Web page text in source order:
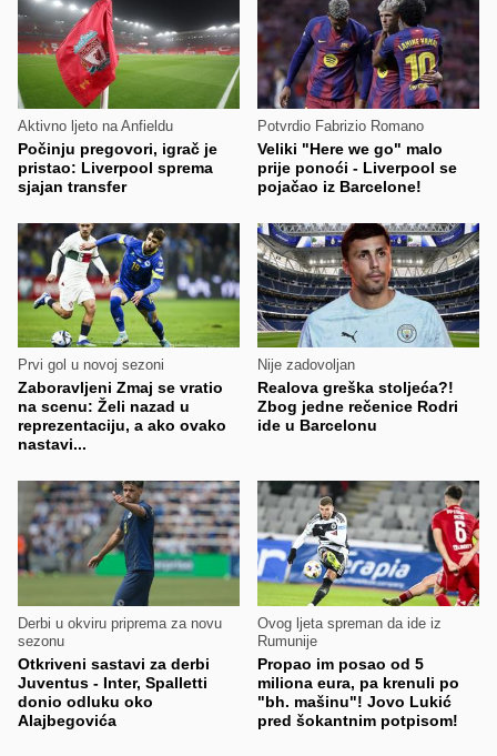
Aktivno ljeto na Anfieldu
Počinju pregovori, igrač je
pristao: Liverpool sprema
sjajan transfer
Potvrdio Fabrizio Romano
Veliki "Here we go" malo
prije ponoći - Liverpool se
pojačao iz Barcelone!
Prvi gol u novoj sezoni
Zaboravljeni Zmaj se vratio
na scenu: Želi nazad u
reprezentaciju, a ako ovako
nastavi...
Nije zadovoljan
Realova greška stoljeća?!
Zbog jedne rečenice Rodri
ide u Barcelonu
Derbi u okviru priprema za novu
sezonu
Otkriveni sastavi za derbi
Juventus - Inter, Spalletti
donio odluku oko
Alajbegovića
Ovog ljeta spreman da ide iz
Rumunije
Propao im posao od 5
miliona eura, pa krenuli po
"bh. mašinu"! Jovo Lukić
pred šokantnim potpisom!